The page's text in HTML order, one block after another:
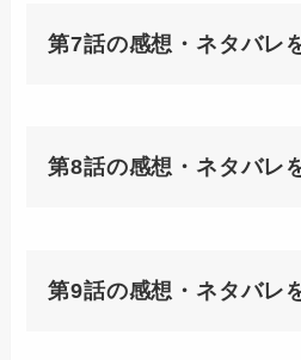
第7話の感想・ネタバ
第8話の感想・ネタバ
第9話の感想・ネタバ